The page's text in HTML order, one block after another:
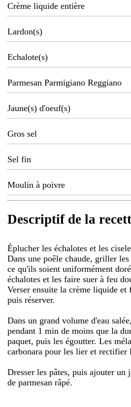
Crème liquide entière
Lardon(s)
Echalote(s)
Parmesan Parmigiano Reggiano
Jaune(s) d'oeuf(s)
Gros sel
Sel fin
Moulin à poivre
Descriptif de la
Éplucher les échalotes et les
Dans une poêle chaude, griller
ce qu'ils soient uniformément
échalotes et les faire suer à feu
Verser ensuite la crème liquide et
puis réserver.
Dans un grand volume d'eau
pendant 1 min de moins que la
paquet, puis les égoutter. Les
carbonara pour les lier et rectifier
Dresser les pâtes, puis ajouter un
de parmesan râpé.